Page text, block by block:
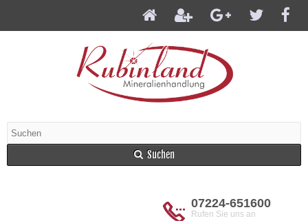
Suchen
07224-651600
Rufen Sie uns an